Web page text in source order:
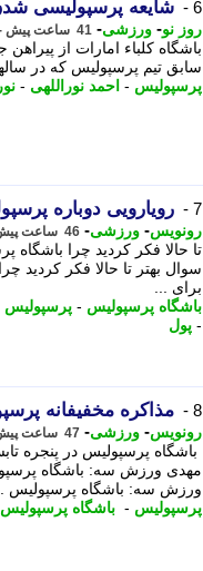
6 - شایعه پرسپولیسی
روز نو- ورزشی- 41 ساعت پیش - جمعه 16 مرداد 1405، 19:07
باشگاه کلباء امارات از
سابق تیم پرسپولیس که در
پرسپولیس - احمد نوراللهی -
7 - رویارویی دوباره
رونویس- ورزشی- 46 ساعت پیش - جمعه 16 مرداد 1405، 13:58
تا حالا فکر کردید چرا باشگاه
سوال بهتر تا حالا فکر کردید
برای ...
باشگاه پرسپولیس - پرسپولیس
- پول
8 - مذاکره مخفیفانه
رونویس- ورزشی- 47 ساعت پیش - جمعه 16 مرداد 1405، 13:13
ورزش سه: باشگاه پرسپولیس ...
پرسپولیس - باشگاه پرسپولیس